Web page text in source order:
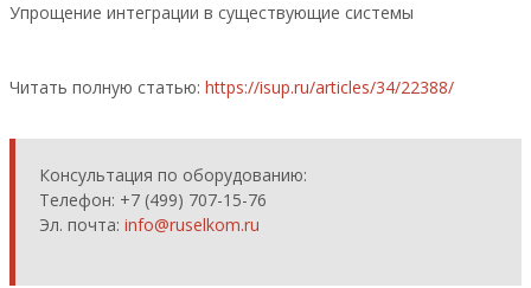
Упрощение интеграции в существующие системы
Читать полную статью: https://isup.ru/articles/34/22388/
Консультация по оборудованию:
Телефон: +7 (499) 707-15-76
Эл. почта: info@ruselkom.ru